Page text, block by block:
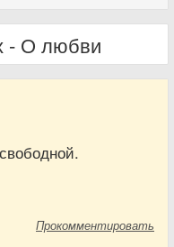
- О любви
Прокомментировать